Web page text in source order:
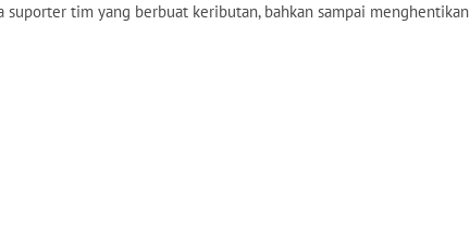
suporter tim yang berbuat keributan, bahkan sampai menghentikan